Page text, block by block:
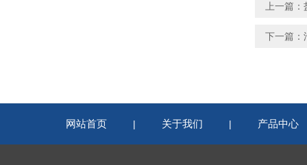
上一篇：
下一篇：
网站首页 | 关于我们 | 产品中心